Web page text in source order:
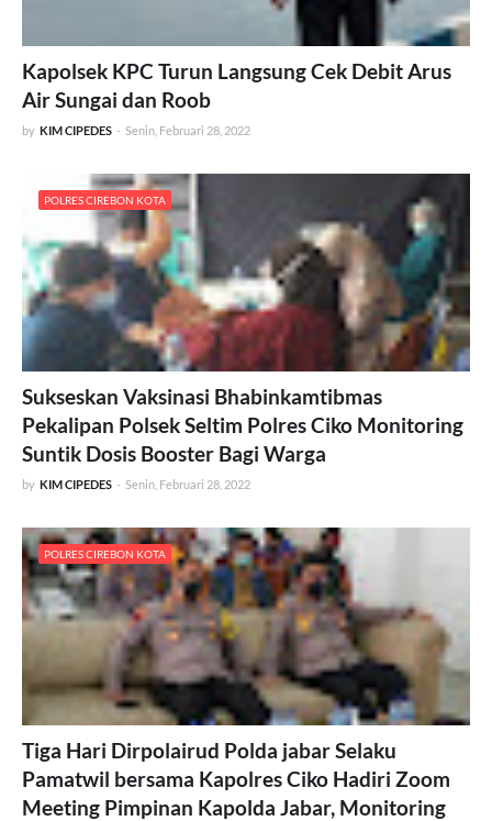
Kapolsek KPC Turun Langsung Cek Debit Arus
Air Sungai dan Roob
by KIM CIPEDES - Senin, Februari 28, 2022
POLRES CIREBON KOTA
Sukseskan Vaksinasi Bhabinkamtibmas
Pekalipan Polsek Seltim Polres Ciko Monitoring
Suntik Dosis Booster Bagi Warga
by KIM CIPEDES - Senin, Februari 28, 2022
POLRES CIREBON KOTA
Tiga Hari Dirpolairud Polda jabar Selaku
Pamatwil bersama Kapolres Ciko Hadiri Zoom
Meeting Pimpinan Kapolda Jabar, Monitoring